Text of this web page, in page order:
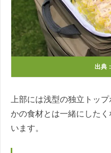
出典：
上部には浅型の独立トッ
かの食材とは一緒にした
います。